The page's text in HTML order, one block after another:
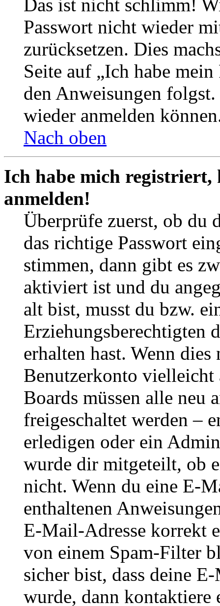
Das ist nicht schlimm!
Passwort nicht wieder
zurücksetzen. Dies
Seite auf „Ich habe
den Anweisungen
wieder anmelden
Nach oben
Ich habe mich
anmelden!
Überprüfe zuerst, ob du
das richtige Passwort
stimmen, dann gibt es
aktiviert ist und du
alt bist, musst du bzw.
Erziehungsberechtigten
erhalten hast. Wenn
Benutzerkonto
Boards müssen alle neu
freigeschaltet werden –
erledigen oder ein
wurde dir mitgeteilt, ob
nicht. Wenn du eine E-
enthaltenen
E-Mail-Adresse korrekt
von einem Spam-Filter
sicher bist, dass deine
wurde, dann kontaktiere